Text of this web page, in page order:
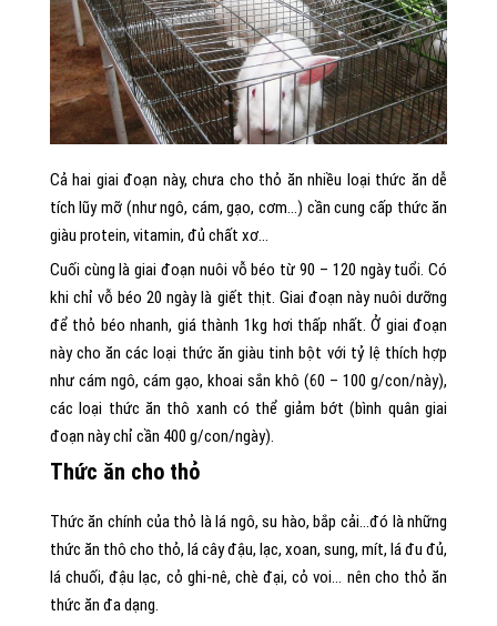
Cả hai giai đoạn này, chưa cho thỏ ăn nhiều loại thức ăn dễ
tích lũy mỡ (như ngô, cám, gạo, cơm…) cần cung cấp thức ăn
giàu protein, vitamin, đủ chất xơ…
Cuối cùng là giai đoạn nuôi vỗ béo từ 90 – 120 ngày tuổi. Có
khi chỉ vỗ béo 20 ngày là giết thịt. Giai đoạn này nuôi dưỡng
để thỏ béo nhanh, giá thành 1kg hơi thấp nhất. Ở giai đoạn
này cho ăn các loại thức ăn giàu tinh bột với tỷ lệ thích hợp
như cám ngô, cám gạo, khoai sắn khô (60 – 100 g/con/này),
các loại thức ăn thô xanh có thể giảm bớt (bình quân giai
đoạn này chỉ cần 400 g/con/ngày).
Thức ăn cho thỏ
Thức ăn chính của thỏ là lá ngô, su hào, bắp cải…đó là những
thức ăn thô cho thỏ, lá cây đậu, lạc, xoan, sung, mít, lá đu đủ,
lá chuối, đậu lạc, cỏ ghi-nê, chè đại, cỏ voi… nên cho thỏ ăn
thức ăn đa dạng.